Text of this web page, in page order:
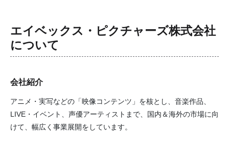
エイベックス・ピクチャーズ株式会社
について
会社紹介
アニメ・実写などの「映像コンテンツ」を核とし、音楽作品、
LIVE・イベント、声優アーティストまで、国内＆海外の市場に向
けて、幅広く事業展開をしています。